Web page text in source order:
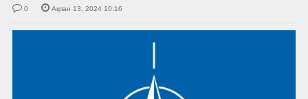
0 Ақпан 13, 2024 10:16